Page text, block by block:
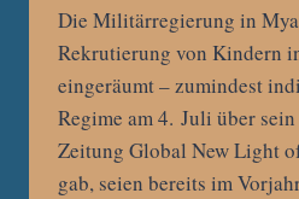
Die Militärregierung in
Rekrutierung von Kindern
eingeräumt – zumindest
Regime am 4. Juli über
Zeitung Global New Light
gab, seien bereits im